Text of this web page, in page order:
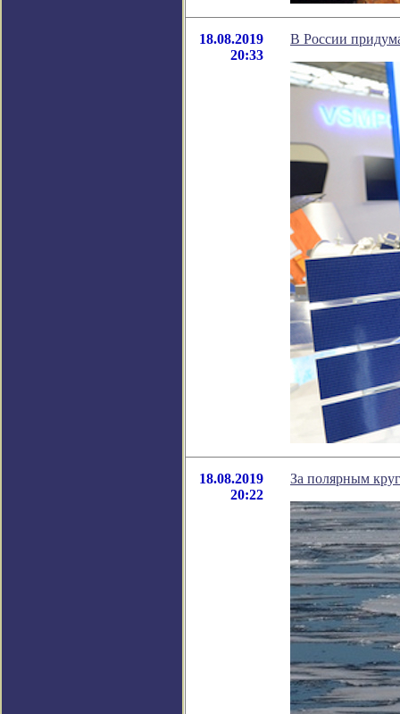
18.08.2019
20:33
В России
18.08.2019
20:22
За полярным